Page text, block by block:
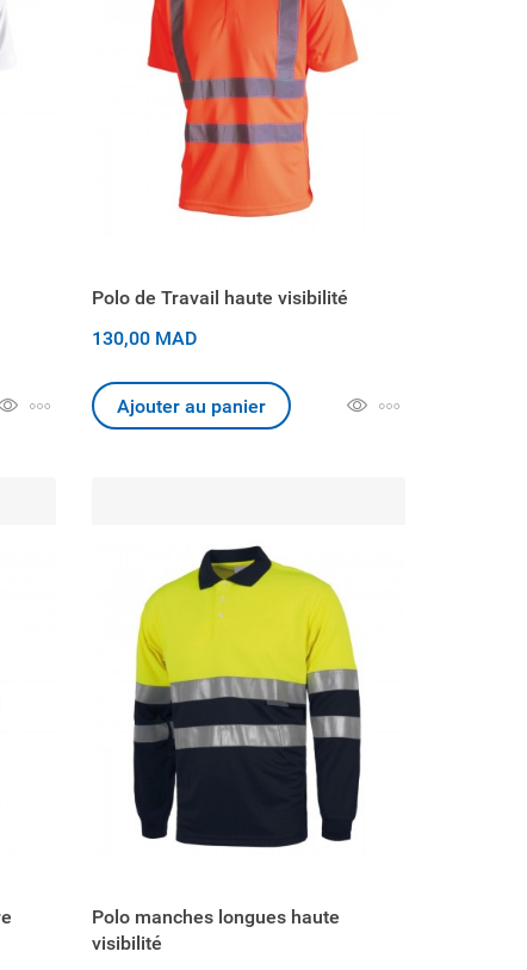
Polo de Travail haute visibilité
130,00 MAD
Ajouter au panier
Polo manches longues haute
visibilité